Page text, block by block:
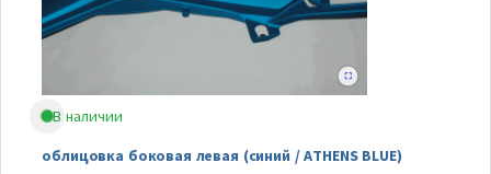
В наличии
облицовка боковая левая (синий / ATHENS BLUE)